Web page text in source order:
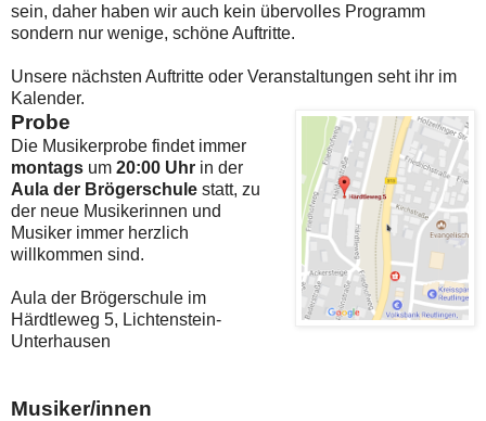
sein, daher haben wir auch kein übervolles Programm
sondern nur wenige, schöne Auftritte.
Unsere nächsten Auftritte oder Veranstaltungen seht ihr im
Kalender.
Probe
Die Musikerprobe findet immer
montags um 20:00 Uhr in der
Aula der Brögerschule statt, zu
der neue Musikerinnen und
Musiker immer herzlich
willkommen sind.
Aula der Brögerschule im
Härdtleweg 5, Lichtenstein-
Unterhausen
Musiker/innen